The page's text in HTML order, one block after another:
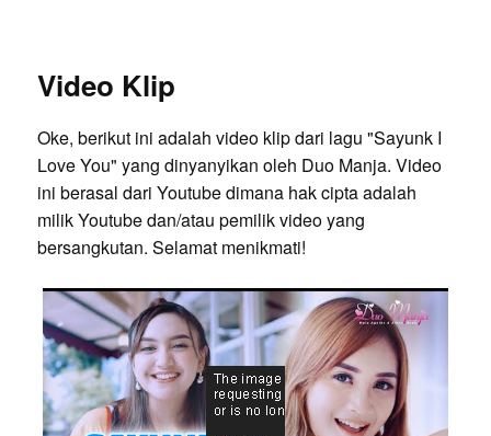
Video Klip
Oke, berikut ini adalah video klip dari lagu "Sayunk I
Love You" yang dinyanyikan oleh Duo Manja. Video
ini berasal dari Youtube dimana hak cipta adalah
milik Youtube dan/atau pemilik video yang
bersangkutan. Selamat menikmati!